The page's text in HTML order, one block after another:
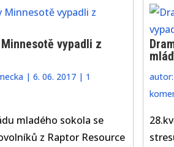
vypadli z
| 6. 06. 2017| 1
mladého sokola se
z Raptor Resource
autor: